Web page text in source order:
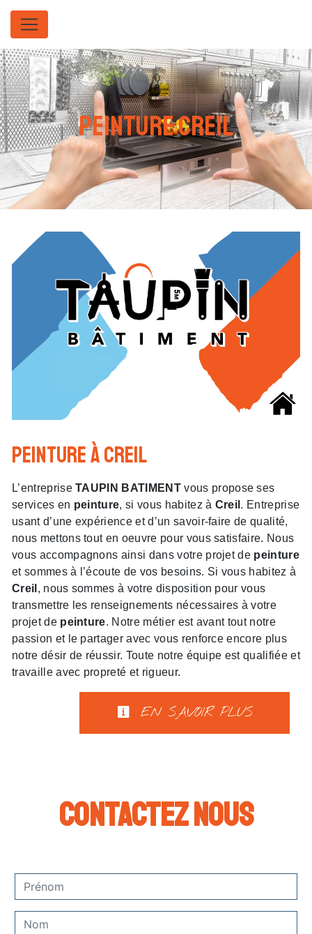
peinture Creil
peinture à Creil
L’entrepriseTAUPIN BATIMENTvous propose ses
services en peinture, si vous habitez à Creil . Entreprise
usant d’une expérience et d’un savoir-faire de qualité,
nous mettons tout en oeuvre pour vous satisfaire. Nous
vous accompagnons ainsi dans votre projet de peinture
et sommes à l’écoute de vos besoins. Si vous habitez à
Creil , nous sommes à votre disposition pour vous
transmettre les renseignements nécessaires à votre
projet de peinture. Notre métier est avant tout notre
passion et le partager avec vous renforce encore plus
notre désir de réussir. Toute notre équipe est qualifiée et
travaille avec propreté et rigueur.
EN SAVOIR PLUS
Contactez nous
Panneau de gestion des cookies